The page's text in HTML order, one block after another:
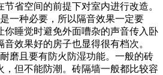
省空间的前提下对室内进行改造。
一种必要，所以隔音效果一定要
你睡觉时避免外面嘈杂的声音传入卧
效果好的房子也显得很有档次。
磨且要有防火防湿功能。一般的砖
，但不能防潮。砖隔墙一般都比较容